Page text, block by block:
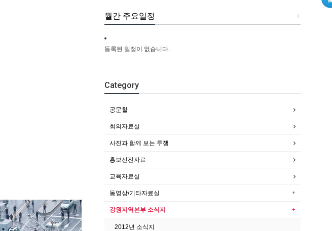
+
월간 주요일정
등록된 일정이 없습니다.
Category
공문철
회의자료실
사진과 함께 보는 투쟁
홍보선전자료
교육자료실
동영상/기타자료실
강원지역본부 소식지
2012년 소식지